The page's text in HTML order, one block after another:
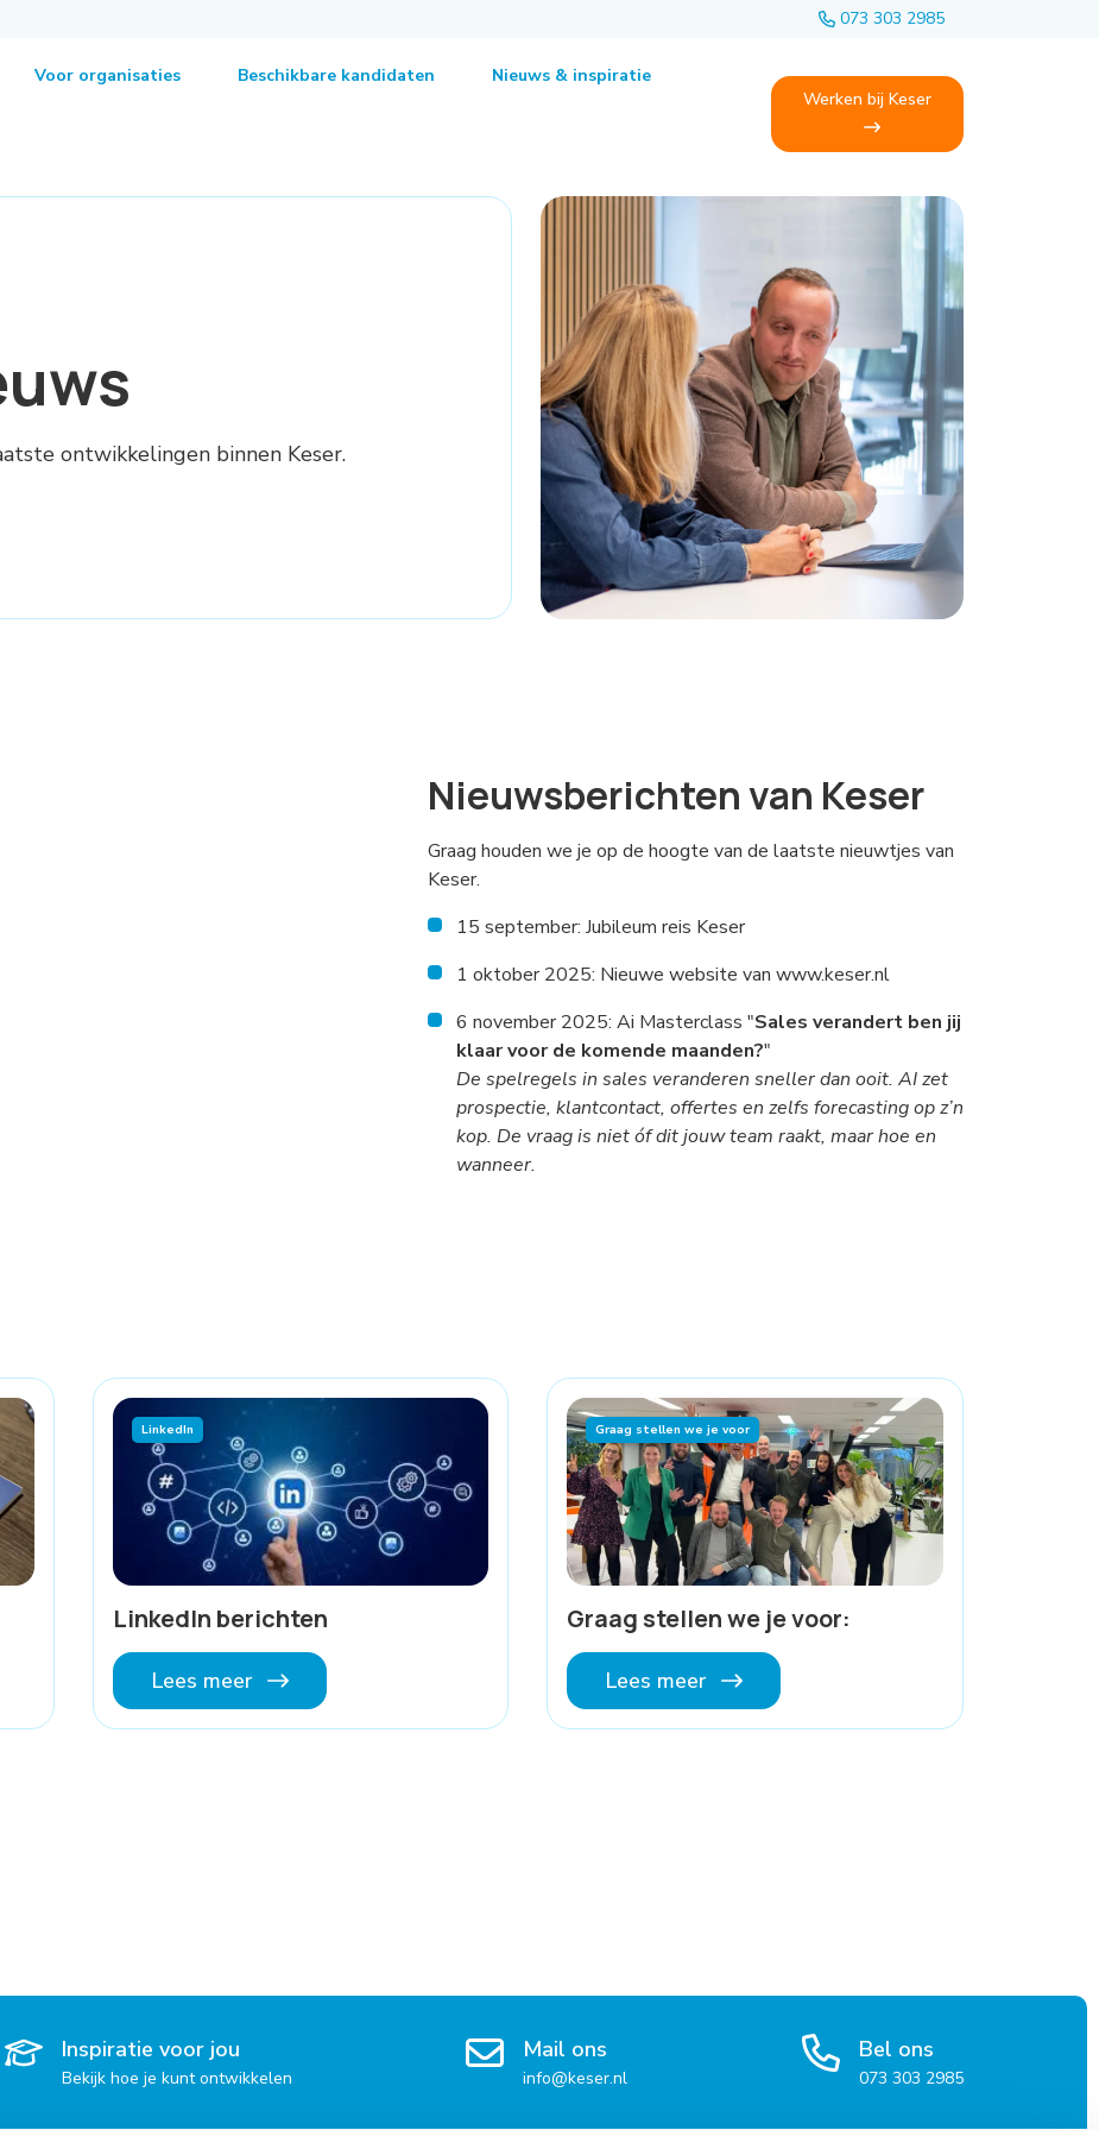
073 303 2985
Voor organisaties Beschikbare kandidaten Nieuws & inspiratie
Werken bij Keser
ontwikkelingen binnen Keser.
Nieuwsberichten van Keser
Graag houden we je op de hoogte van de laatste nieuwtjes van
Keser.
15 september: Jubileum reis Keser
1 oktober 2025: Nieuwe website van www.keser.nl
6 november 2025: Ai Masterclass "Sales verandert ben jij
klaar voor de komende maanden?"
De spelregels in sales veranderen sneller dan ooit. AI zet
prospectie, klantcontact, offertes en zelfs forecasting op z’n
kop. De vraag is niet óf dit jouw team raakt, maar hoe en
wanneer.
LinkedIn
LinkedIn berichten
Lees meer
Graag stellen we je voor
Graag stellen we je voor:
Lees meer
Inspiratie voor jou
Bekijk hoe je kunt ontwikkelen
Mail ons
info@keser.nl
Bel ons
073 303 2985